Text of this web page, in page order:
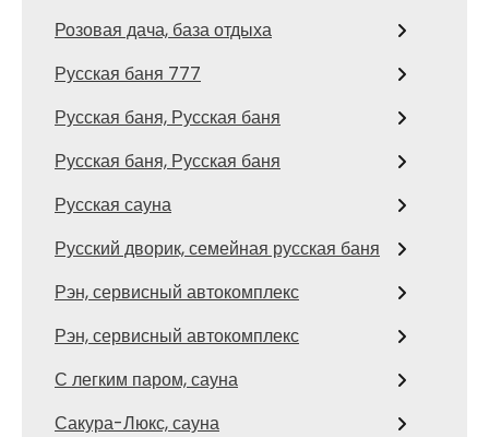
Розовая дача, база отдыха
Русская баня 777
Русская баня, Русская баня
Русская баня, Русская баня
Русская сауна
Русский дворик, семейная русская баня
Рэн, сервисный автокомплекс
Рэн, сервисный автокомплекс
С легким паром, сауна
Сакура-Люкс, сауна